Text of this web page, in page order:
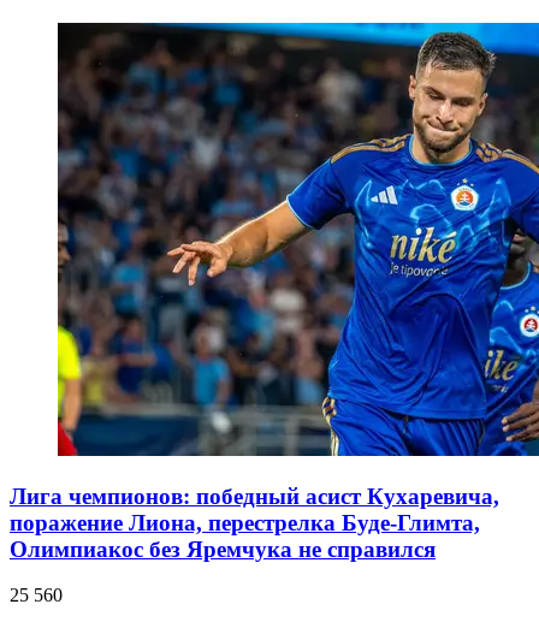
Лига чемпионов: победный асист Кухаревича,
поражение Лиона, перестрелка Буде-Глимта,
Олимпиакос без Яремчука не справился
25 560